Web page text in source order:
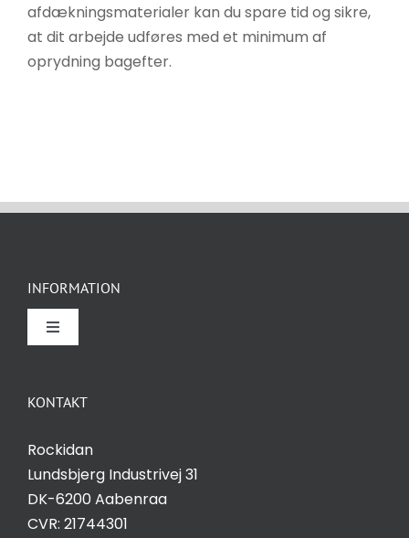
afdækningsmaterialer kan du spare tid og sikre,
at dit arbejde udføres med et minimum af
oprydning bagefter.
KONTAKT
Rockidan
Lundsbjerg Industrivej 31
DK-6200 Aabenraa
CVR: 21744301
INFORMATION
Toggle
Salgs- og leveringsbetingelser